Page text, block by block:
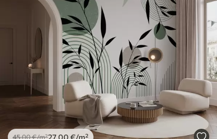
45.00€/m²27 .00 €/m²